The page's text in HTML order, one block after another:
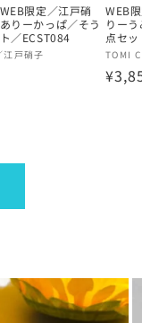
限定／江戸硝
りーかっぱ／そう
／ECST084
江戸硝子
WEB
りー
点セ
販
売
TOMI
定